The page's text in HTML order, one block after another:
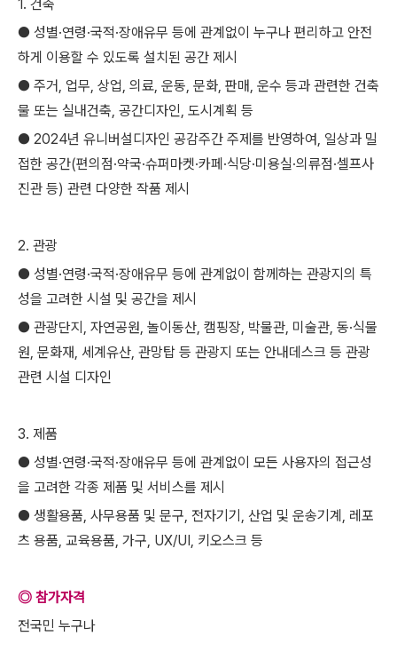
1. 건축
● 성별·연령·국적·장애유무 등에 관계없이 누구나 편리하고 안전
하게 이용할 수 있도록 설치된 공간 제시
● 주거, 업무, 상업, 의료, 운동, 문화, 판매, 운수 등과 관련한 건축
물 또는 실내건축, 공간디자인, 도시계획 등
● 2024년 유니버설디자인 공감주간 주제를 반영하여, 일상과 밀
접한 공간(편의점·약국·슈퍼마켓·카페·식당·미용실·의류점·셀프사
진관 등) 관련 다양한 작품 제시
2. 관광
● 성별·연령·국적·장애유무 등에 관계없이 함께하는 관광지의 특
성을 고려한 시설 및 공간을 제시
● 관광단지, 자연공원, 놀이동산, 캠핑장, 박물관, 미술관, 동·식물
원, 문화재, 세계유산, 관망탑 등 관광지 또는 안내데스크 등 관광
관련 시설 디자인
3. 제품
● 성별·연령·국적·장애유무 등에 관계없이 모든 사용자의 접근성
을 고려한 각종 제품 및 서비스를 제시
● 생활용품, 사무용품 및 문구, 전자기기, 산업 및 운송기계, 레포
츠 용품, 교육용품, 가구, UX/UI, 키오스크 등
◎ 참가자격
전국민 누구나